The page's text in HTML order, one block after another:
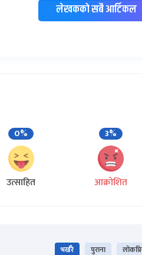
लेखकको सबै आर्टिकल
0%
उत्साहित
3%
आक्रोशित
भर्खरै पुराना